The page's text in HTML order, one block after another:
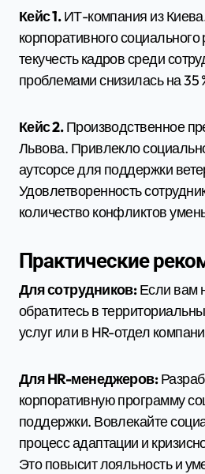
Кейс 1.ИТ-компания из
корпоративного социального
текучесть кадров среди
проблемами снизилась на 35
Кейс 2.Производственное
Львова. Привлекло
аутсорсе для поддержки
Удовлетворенность
количество конфликтов
Практические
Для сотрудников:Если вам
обратитесь в
услуг или в HR-отдел
Для HR-менеджеров:
корпоративную программу
поддержки. Вовлекайте
процесс адаптации и
Это повысит лояльность и